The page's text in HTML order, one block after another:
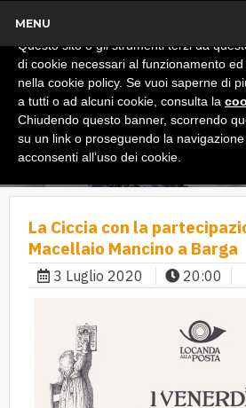
MENU
La Ciccia con la
Macellaio Mancino a Barga
3 Luglio 2020 20:00
Informativa
Questo sito o gli strumenti terzi da
di cookie necessari al funzionamento
nella cookie policy. Se vuoi saperne di
a tutti o ad alcuni cookie, consulta la
Chiudendo questo banner, scorrendo
su un link o proseguendo la navigazione
acconsenti all’uso dei cookie.